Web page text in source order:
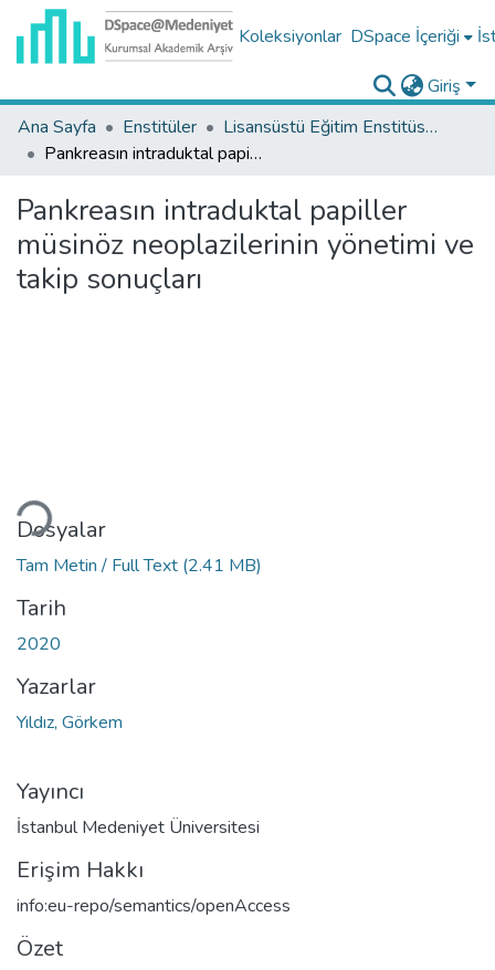
Koleksiyonlar DSpace İçeriği
Giriş
Ana Sayfa
Enstitüler
Lisansüstü Eğitim Enstitüsü Tez Koleksiyonu
Pankreasın intraduktal papiller müsinöz neoplazilerinin yönetimi ve takip sonuçları
Pankreasın intraduktal papiller
müsinöz neoplazilerinin yönetimi ve
takip sonuçları
Yükleniyor...
Dosyalar
Tam Metin / Full Text (2.41 MB)
Tarih
2020
Yazarlar
Yıldız, Görkem
Yayıncı
İstanbul Medeniyet Üniversitesi
Erişim Hakkı
info:eu-repo/semantics/openAccess
Özet